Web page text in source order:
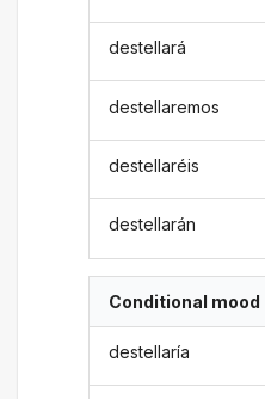
destellará
destellaremos
destellaréis
destellarán
Conditional mood
destellaría